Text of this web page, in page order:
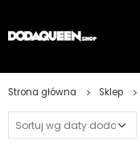
Strona główna Sklep